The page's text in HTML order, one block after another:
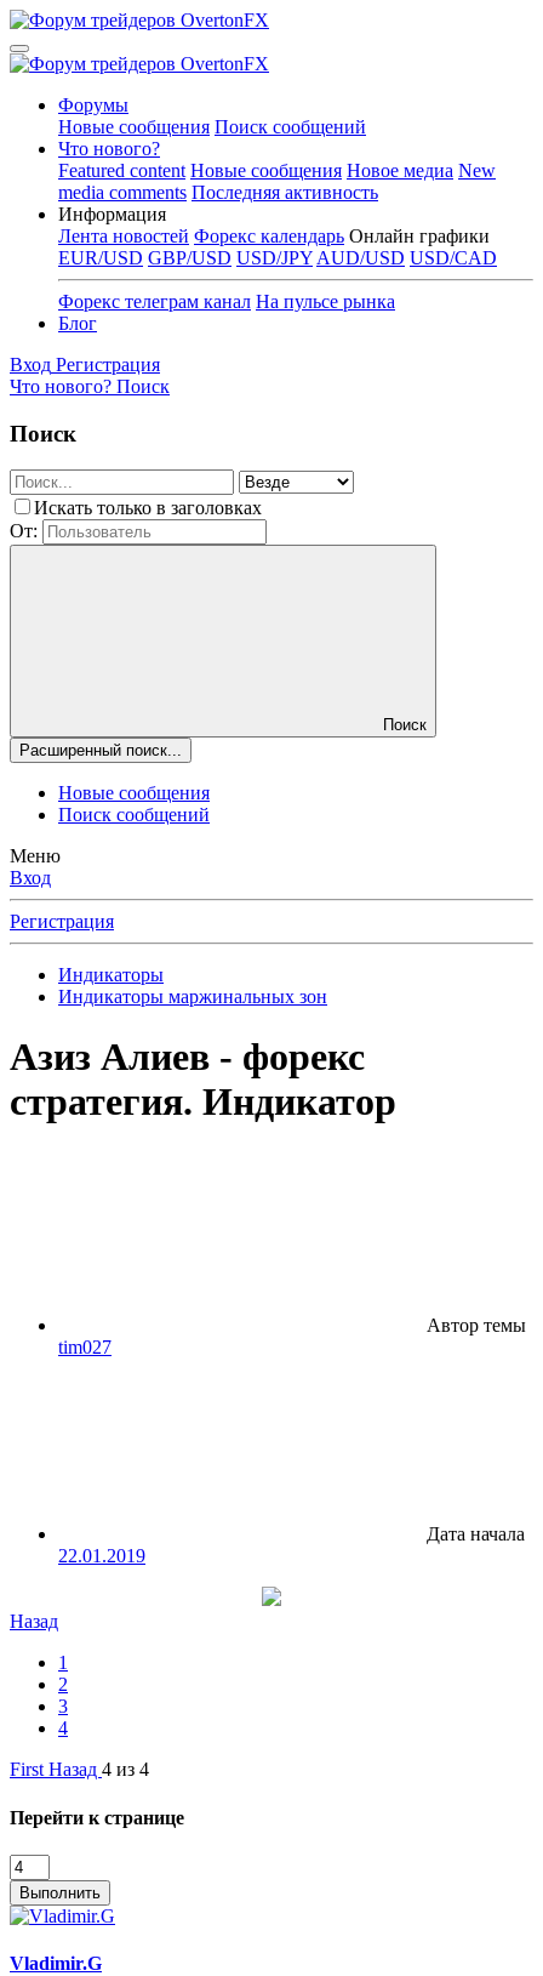
Форумы
Новые сообщения Поиск сообщений
Что нового?
Featured content Новые сообщения Новое медиа New
media comments Последняя активность
Информация
Лента новостей Форекс календарь Онлайн графики
EUR/USD GBP/USD USD/JPY AUD/USD USD/CAD
Форекс телеграм канал На пульсе рынка
Блог
Вход Регистрация
Что нового? Поиск
Поиск
Искать только в заголовках
От:
Поиск
Расширенный поиск...
Новые сообщения
Поиск сообщений
Меню
Вход
Регистрация
Индикаторы
Индикаторы маржинальных зон
Азиз Алиев - форекс
стратегия. Индикатор
Автор темы
tim027
Дата начала
22.01.2019
Назад
1
2
3
4
First Назад 4 из 4
Перейти к странице
Выполнить
Vladimir.G